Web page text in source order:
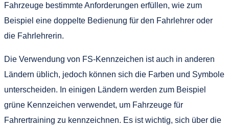
Fahrzeuge bestimmte Anforderungen erfüllen, wie zum
Beispiel eine doppelte Bedienung für den Fahrlehrer oder
die Fahrlehrerin.
Die Verwendung von FS-Kennzeichen ist auch in anderen
Ländern üblich, jedoch können sich die Farben und Symbole
unterscheiden. In einigen Ländern werden zum Beispiel
grüne Kennzeichen verwendet, um Fahrzeuge für
Fahrertraining zu kennzeichnen. Es ist wichtig, sich über die